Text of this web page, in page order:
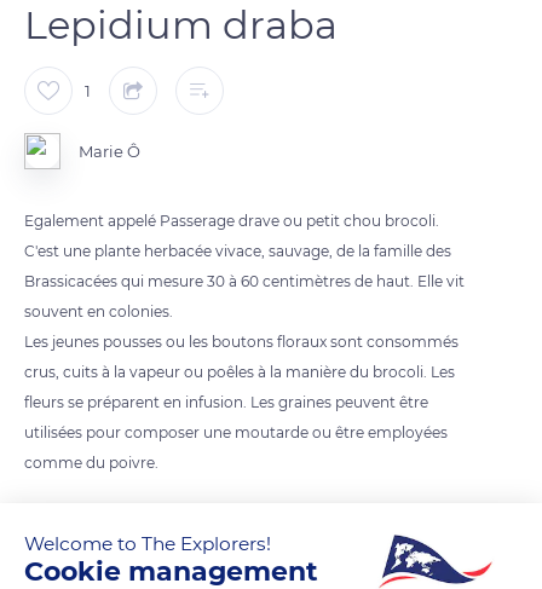
Lepidium draba
1
Marie Ô
Egalement appelé Passerage drave ou petit chou brocoli.
C'est une plante herbacée vivace, sauvage, de la famille des
Brassicacées qui mesure 30 à 60 centimètres de haut. Elle vit
souvent en colonies.
Les jeunes pousses ou les boutons floraux sont consommés
crus, cuits à la vapeur ou poêles à la manière du brocoli. Les
fleurs se préparent en infusion. Les graines peuvent être
utilisées pour composer une moutarde ou être employées
comme du poivre.
READ MORE TRANSLATE
Welcome to The Explorers!
Cookie management